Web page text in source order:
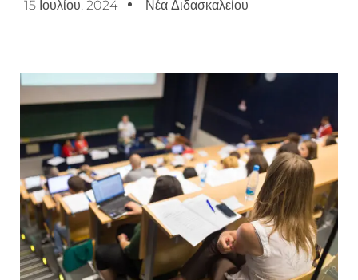
15 Ιουλίου, 2024 Νέα Διδασκαλείου